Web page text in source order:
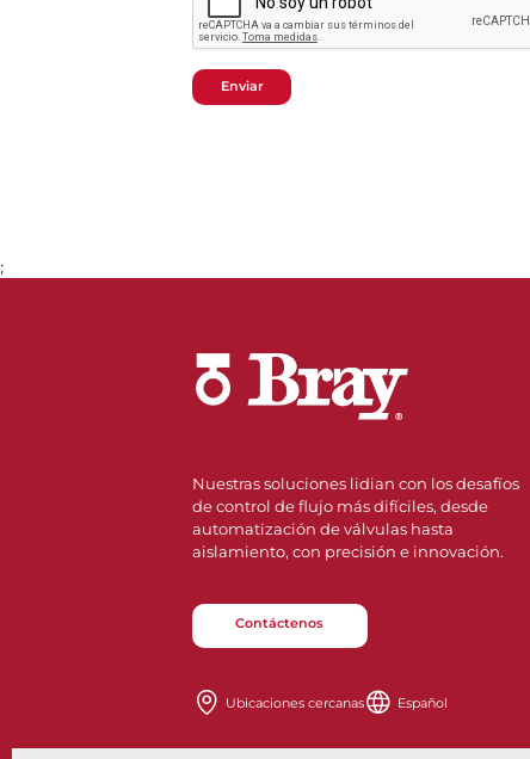
Enviar
;
Nuestras soluciones lidian con los desafíos
de control de flujo más difíciles, desde
automatización de válvulas hasta
aislamiento, con precisión e innovación.
Contáctenos
Ubicaciones cercanas Español